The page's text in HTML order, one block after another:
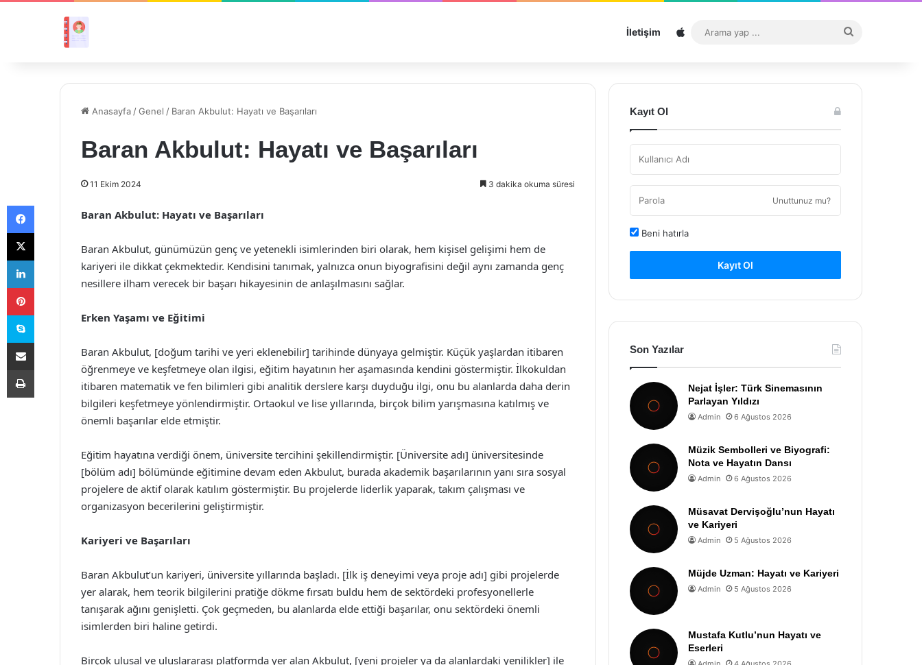
İletişim Sitemap
...
Anasayfa /Genel / Baran Akbulut: Hayatı ve Başarıları
Baran Akbulut: Hayatı ve Başarıları
11 Ekim 2024 3 dakika okuma süresi
Baran Akbulut: Hayatı ve Başarıları
Baran Akbulut, günümüzün genç ve yetenekli isimlerinden biri olarak, hem kişisel gelişimi hem de
kariyeri ile dikkat çekmektedir. Kendisini tanımak, yalnızca onun biyografisini değil aynı zamanda genç
nesillere ilham verecek bir başarı hikayesinin de anlaşılmasını sağlar.
Erken Yaşamı ve Eğitimi
Baran Akbulut, [doğum tarihi ve yeri eklenebilir] tarihinde dünyaya gelmiştir. Küçük yaşlardan itibaren
öğrenmeye ve keşfetmeye olan ilgisi, eğitim hayatının her aşamasında kendini göstermiştir. İlkokuldan
itibaren matematik ve fen bilimleri gibi analitik derslere karşı duyduğu ilgi, onu bu alanlarda daha derin
bilgileri keşfetmeye yönlendirmiştir. Ortaokul ve lise yıllarında, birçok bilim yarışmasına katılmış ve
önemli başarılar elde etmiştir.
Eğitim hayatına verdiği önem, üniversite tercihini şekillendirmiştir. [Üniversite adı] üniversitesinde
[bölüm adı] bölümünde eğitimine devam eden Akbulut, burada akademik başarılarının yanı sıra sosyal
projelere de aktif olarak katılım göstermiştir. Bu projelerde liderlik yaparak, takım çalışması ve
organizasyon becerilerini geliştirmiştir.
Kariyeri ve Başarıları
Baran Akbulut’un kariyeri, üniversite yıllarında başladı. [İlk iş deneyimi veya proje adı] gibi projelerde
yer alarak, hem teorik bilgilerini pratiğe dökme fırsatı buldu hem de sektördeki profesyonellerle
tanışarak ağını genişletti. Çok geçmeden, bu alanlarda elde ettiği başarılar, onu sektördeki önemli
isimlerden biri haline getirdi.
Birçok ulusal ve uluslararası platformda yer alan Akbulut, [yeni projeler ya da alanlardaki yenilikler] ile
Kayıt Ol
Unuttunuz mu?
Beni hatırla
Kayıt Ol
Son Yazılar
Nejat İşler: Türk Sinemasının
Parlayan Yıldızı
Admin 6 Ağustos 2026
Müzik Sembolleri ve Biyografi:
Nota ve Hayatın Dansı
Admin 6 Ağustos 2026
Müsavat Dervişoğlu’nun Hayatı
ve Kariyeri
Admin 5 Ağustos 2026
Müjde Uzman: Hayatı ve Kariyeri
Admin 5 Ağustos 2026
Mustafa Kutlu’nun Hayatı ve
Eserleri
Facebook
X
LinkedIn
Pinterest
Skype
E-Posta ile paylaş